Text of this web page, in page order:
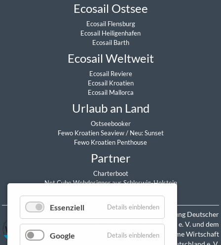
Ecosail Ostsee
Ecosail Flensburg
Ecosail Heiligenhafen
Ecosail Barth
Ecosail Weltweit
Ecosail Reviere
Ecosail Kroatien
Ecosail Mallorca
Urlaub an Land
Ostseebooker
Fewo Kroatien Seaview/ Neu: Sunset
Fewo Kroatien Penthouse
Partner
Charterboot
Net Cube Webdesigner aus Schleswig-Holstein
Mitglied in der Vereinigung Deutscher
Yacht-Charterunternehmen e. V. und dem
Verband Maritime Wirtschaft
Essenziell Details einblenden
Google Details einblenden